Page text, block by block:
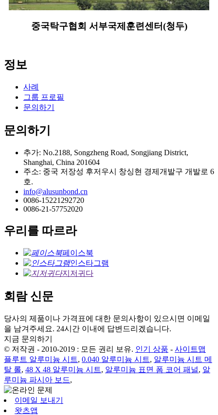
중국탁구협회 서부국제훈련센터(청두)
정보
사례
그룹 프로필
문의하기
문의하기
추가: No.2188, Songzheng Road, Songjiang District,
Shanghai, China 201604
주소: 중국 저장성 후저우시 창싱현 경제개발구 개발로 6
호.
info@alusunbond.cn
0086-15221292720
0086-21-57752020
우리를 따르라
페이스북
인스타그램
지저귀다
회람 신문
당사의 제품이나 가격표에 대한 문의사항이 있으시면 이메일
을 남겨주세요. 24시간 이내에 답변드리겠습니다.
지금 문의하기
© 저작권 - 2010-2019 : 모든 권리 보유. 인기 상품 - 사이트맵
플루트 알루미늄 시트, 0.040 알루미늄 시트, 알루미늄 시트 메
탈 롤, 48 X 48 알루미늄 시트, 알루미늄 표면 폼 코어 패널, 알
루미늄 파시아 보드,
이메일 보내기
왓츠앱